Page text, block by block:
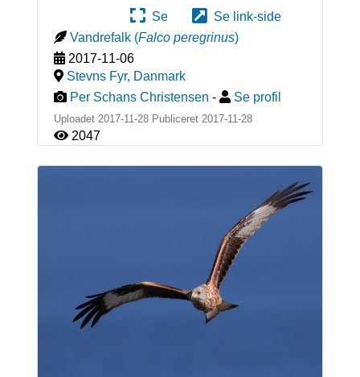
Se
Se link-side
Vandrefalk (Falco peregrinus)
2017-11-06
Stevns Fyr, Danmark
Per Schans Christensen - Se profil
Uploadet 2017-11-28 Publiceret 2017-11-28
2047